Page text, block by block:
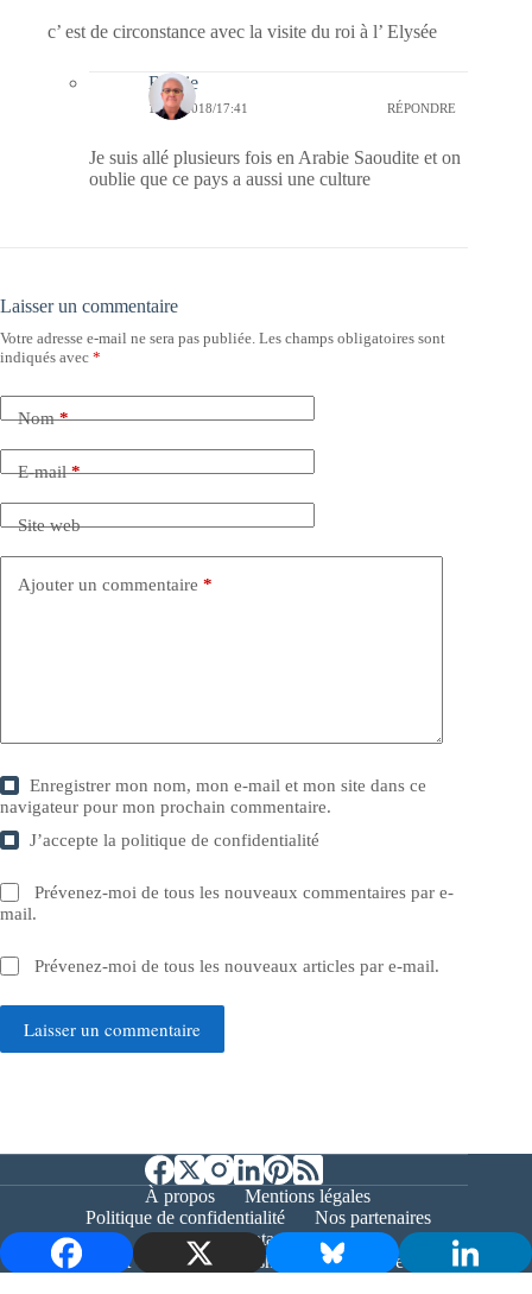
c’ est de circonstance avec la visite du roi à l’ Elysée
Bernie
11/04/2018/17:41 RÉPONDRE
Je suis allé plusieurs fois en Arabie Saoudite et on
oublie que ce pays a aussi une culture
Laisser un commentaire
Votre adresse e-mail ne sera pas publiée. Les champs obligatoires sont
indiqués avec *
Nom*
E-mail*
Site web
Ajouter un commentaire *
Enregistrer mon nom, mon e-mail et mon site dans ce
navigateur pour mon prochain commentaire.
J’accepte lapolitique de confidentialité
Prévenez-moi de tous les nouveaux commentaires par e-
mail.
Prévenez-moi de tous les nouveaux articles par e-mail.
Laisser un commentaire
À propos
Mentions légales
Politique de confidentialité
Nos partenaires
Contact
Copyright © 2026 - Bernieshoot.fr Journal Web